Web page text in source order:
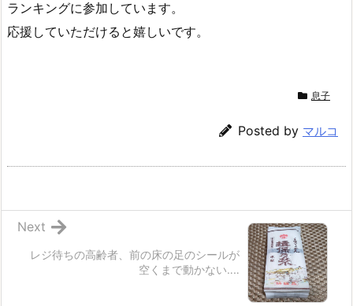
ランキングに参加しています。
応援していただけると嬉しいです。
息子
Posted by マルコ
レジ待ちの高齢者、前の床の足のシールが
空くまで動かない‥‥
Next